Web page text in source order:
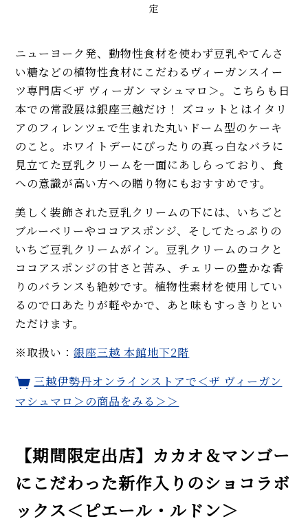
定
ニューヨーク発、動物性食材を使わず豆乳やてんさ
い糖などの植物性食材にこだわるヴィーガンスイー
ツ専門店＜ザ ヴィーガン マシュマロ＞。こちらも日
本での常設展は銀座三越だけ！ ズコットとはイタリ
アのフィレンツェで生まれた丸いドーム型のケーキ
のこと。ホワイトデーにぴったりの真っ白なバラに
見立てた豆乳クリームを一面にあしらっており、食
への意識が高い方への贈り物にもおすすめです。
美しく装飾された豆乳クリームの下には、いちごと
ブルーベリーやココアスポンジ、そしてたっぷりの
いちご豆乳クリームがイン。豆乳クリームのコクと
ココアスポンジの甘さと苦み、チェリーの豊かな香
りのバランスも絶妙です。植物性素材を使用してい
るので口あたりが軽やかで、あと味もすっきりとい
ただけます。
※取扱い：銀座三越 本館地下2階
三越伊勢丹オンラインストアで＜ザ ヴィーガン
マシュマロ＞の商品をみる＞＞
【期間限定出店】カカオ＆マンゴー
にこだわった新作入りのショコラボ
ックス＜ピエール・ルドン＞